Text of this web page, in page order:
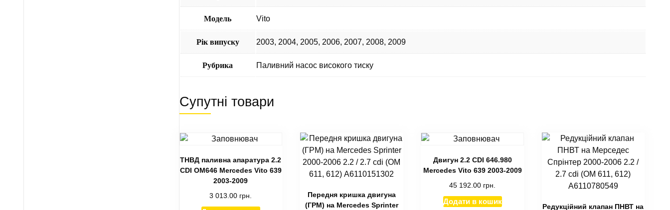
Модель Vito
Рік випуску 2003, 2004, 2005, 2006, 2007, 2008, 2009
Рубрика Паливний насос високого тиску
Супутні товари
ТНВД паливна апаратура 2.2
CDI OM646 Mercedes Vito 639
2003-2009
3 013.00 грн.
Передня кришка двигуна
(ГРМ) на Mercedes Sprinter
Двигун 2.2 СDI 646.980
Mercedes Vito 639 2003-2009
45 192.00 грн.
Додати в кошик
Редукційний клапан ПНВТ на